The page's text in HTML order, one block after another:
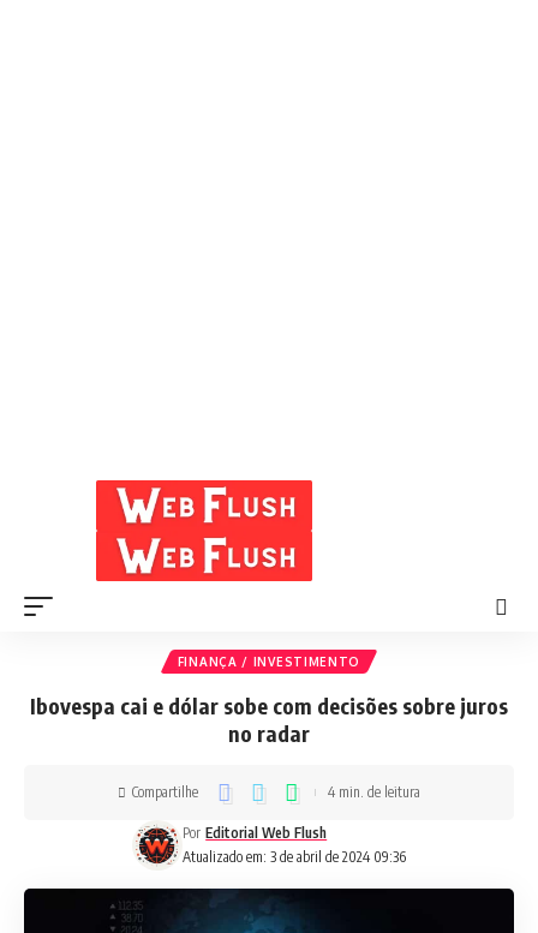
FINANÇA / INVESTIMENTO
Ibovespa cai e dólar sobe com decisões sobre juros
no radar
Atualizado em: 3 de abril de 2024 09:36
Por Editorial Web Flush
Compartilhe 4 min. de leitura